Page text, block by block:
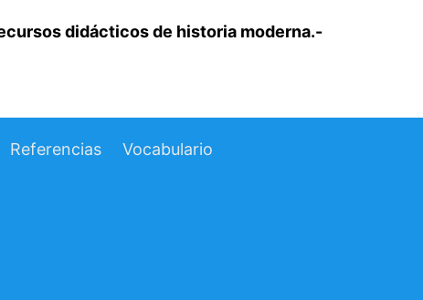
didácticos de historia moderna.-
Referencias Vocabulario